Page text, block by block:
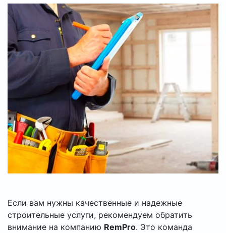
Если вам нужны качественные и надежные
строительные услуги, рекомендуем обратить
внимание на компанию RemPro. Это команда